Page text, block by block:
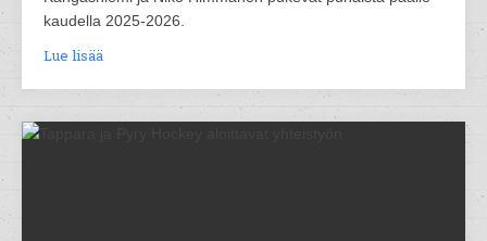
kaudella 2025-2026.
Lue lisää